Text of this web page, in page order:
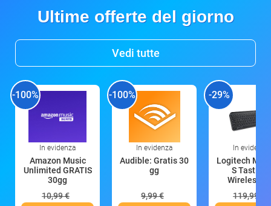
Ultime offerte del giorno
Vedi tutte
-100%
In evidenza
Amazon Music
Unlimited GRATIS
30gg
10,99 €
-100%
In evidenza
Audible: Gratis 30
gg
9,99 €
-29%
In evidenza
Logitech MX
S Tastiera
Wireless
119,99 €